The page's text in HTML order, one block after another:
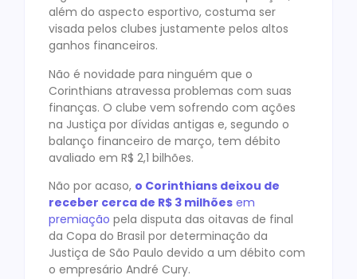
além do aspecto esportivo, costuma ser
visada pelos clubes justamente pelos altos
ganhos financeiros.
Não é novidade para ninguém que o
Corinthians atravessa problemas com suas
finanças. O clube vem sofrendo com ações
na Justiça por dívidas antigas e, segundo o
balanço financeiro de março, tem débito
avaliado em R$ 2,1 bilhões.
Não por acaso, o Corinthians deixou de
receber cerca de R$ 3 milhões em
premiação pela disputa das oitavas de final
da Copa do Brasil por determinação da
Justiça de São Paulo devido a um débito com
o empresário André Cury.